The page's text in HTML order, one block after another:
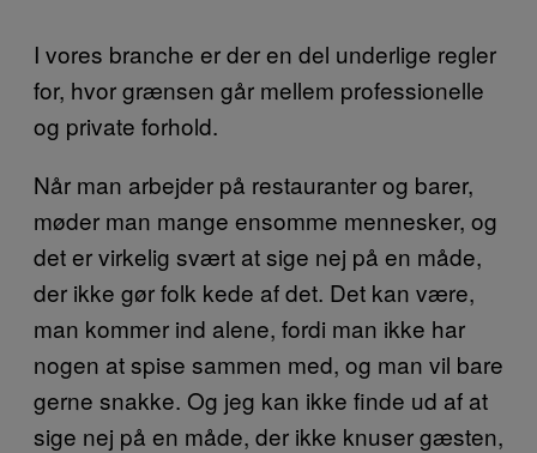
I vores branche er der en del underlige regler
for, hvor grænsen går mellem professionelle
og private forhold.
Når man arbejder på restauranter og barer,
møder man mange ensomme mennesker, og
det er virkelig svært at sige nej på en måde,
der ikke gør folk kede af det. Det kan være,
man kommer ind alene, fordi man ikke har
nogen at spise sammen med, og man vil bare
gerne snakke. Og jeg kan ikke finde ud af at
sige nej på en måde, der ikke knuser gæsten,